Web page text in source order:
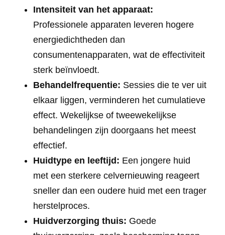
Intensiteit van het apparaat:
Professionele apparaten leveren hogere
energiedichtheden dan
consumentenapparaten, wat de effectiviteit
sterk beïnvloedt.
Behandelfrequentie: Sessies die te ver uit
elkaar liggen, verminderen het cumulatieve
effect. Wekelijkse of tweewekelijkse
behandelingen zijn doorgaans het meest
effectief.
Huidtype en leeftijd: Een jongere huid
met een sterkere celvernieuwing reageert
sneller dan een oudere huid met een trager
herstelproces.
Huidverzorging thuis: Goede